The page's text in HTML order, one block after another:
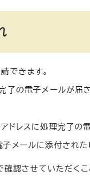
できます。
了の電子メールが届き
ドレスに処理完了の
メールに添付された
認させていただくこ